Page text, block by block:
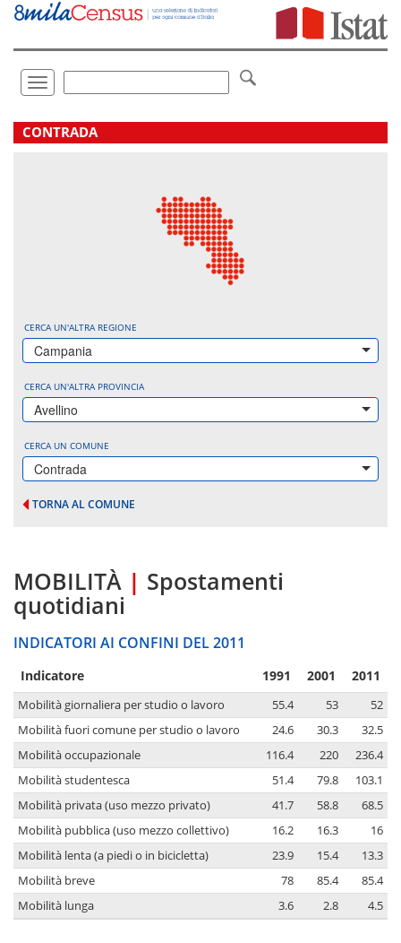
Vai
direttamente
Toggle
navigation
.
CONTRADA
CERCA UN'ALTRA REGIONE
Campania
CERCA UN'ALTRA PROVINCIA
Avellino
CERCA UN COMUNE
Contrada
TORNA AL COMUNE
MOBILITÀ | Spostamenti
quotidiani
INDICATORI AI CONFINI DEL 2011
Indicatore 1991 2001 2011
Mobilità giornaliera per studio o lavoro 55.4 53
52
Mobilità fuori comune per studio o lavoro
24.6 30.3
32.5
Mobilità occupazionale
116.4 220
236.4
Mobilità studentesca
51.4 79.8
103.1
Mobilità privata (uso mezzo privato)
41.7 58.8
68.5
Mobilità pubblica (uso mezzo collettivo)
16.2 16.3
16
Mobilità lenta (a piedi o in bicicletta)
23.9 15.4
13.3
Mobilità breve
78 85.4
85.4
Mobilità lunga
3.6 2.8 4.5